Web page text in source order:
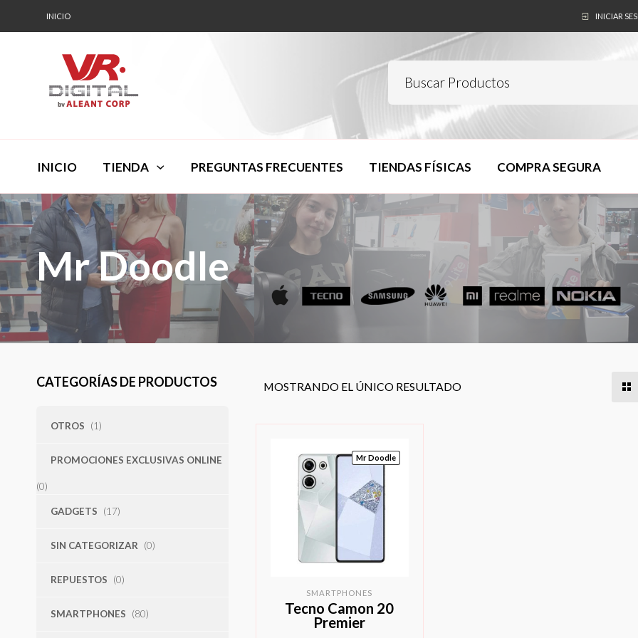
INICIO INICIAR
INICIO TIENDA PREGUNTAS FRECUENTES TIENDAS FÍSICAS COMPRA SEGURA
Mr Doodle
CATEGORÍAS DE PRODUCTOS
OTROS (1)
PROMOCIONES EXCLUSIVAS ONLINE
(0)
GADGETS (17)
SIN CATEGORIZAR (0)
REPUESTOS (0)
SMARTPHONES (80)
MOSTRANDO EL ÚNICO RESULTADO
Mr Doodle
SMARTPHONES
Tecno Camon 20
Premier